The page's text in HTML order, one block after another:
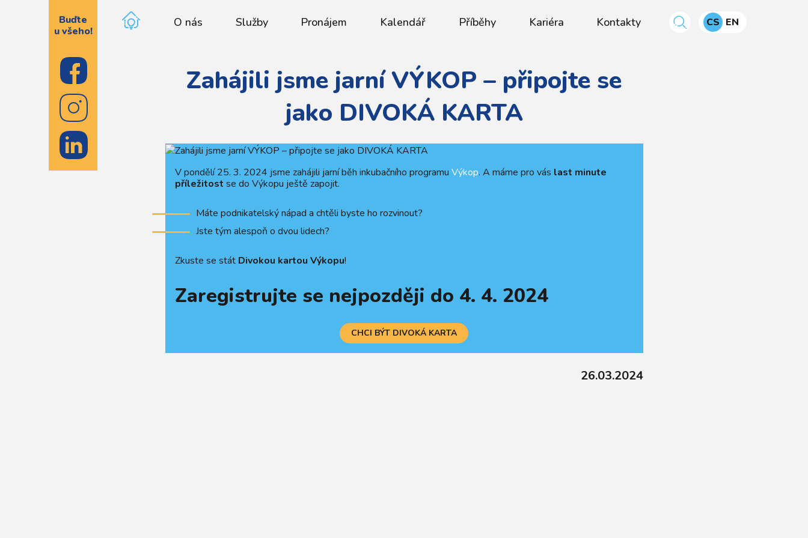
Buďte
u všeho!
O nás Služby Pronájem Kalendář Příběhy Kariéra Kontakty CS EN
Zahájili jsme jarní VÝKOP – připojte se
jako DIVOKÁ KARTA
V pondělí 25. 3. 2024 jsme zahájili jarní běh inkubačního programu Výkop. A máme pro vás last minute
příležitost se do Výkopu ještě zapojit.
Máte podnikatelský nápad a chtěli byste ho rozvinout?
Jste tým alespoň o dvou lidech?
Zkuste se stát Divokou kartou Výkopu!
Zaregistrujte se nejpozději do 4. 4. 2024
CHCI BÝT DIVOKÁ KARTA
26.03.2024